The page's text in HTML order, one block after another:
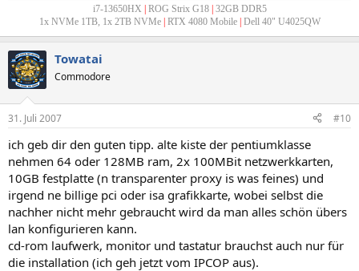
i7-13650HX ROG Strix G18 32GB DDR5
1x NVMe 1TB, 1x 2TB NVMe| RTX 4080 Mobile Dell 40" U4025QW
Towatai
Commodore
31. Juli 2007 #10
ich geb dir den guten tipp. alte kiste der pentiumklasse
nehmen 64 oder 128MB ram, 2x 100MBit netzwerkkarten,
10GB festplatte (n transparenter proxy is was feines) und
irgend ne billige pci oder isa grafikkarte, wobei selbst die
nachher nicht mehr gebraucht wird da man alles schön übers
lan konfigurieren kann.
cd-rom laufwerk, monitor und tastatur brauchst auch nur für
die installation (ich geh jetzt vom IPCOP aus).